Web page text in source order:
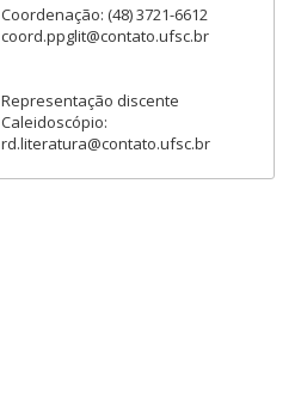
Coordenação: (48) 3721-6612
coord.ppglit@contato.ufsc.br
Representação discente
Caleidoscópio:
rd.literatura@contato.ufsc.br